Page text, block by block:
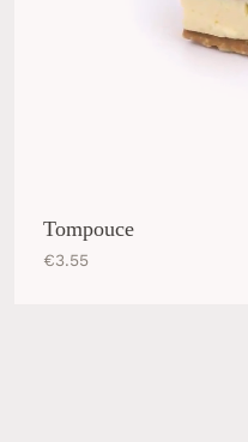
Tompouce
€3.55